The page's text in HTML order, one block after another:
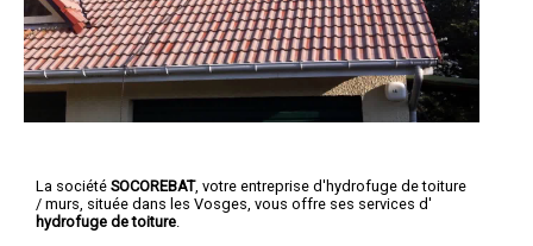
La société SOCOREBAT, votre entreprise d'hydrofuge de toiture
/ murs, située dans les Vosges, vous offre ses services d'
hydrofuge de toiture